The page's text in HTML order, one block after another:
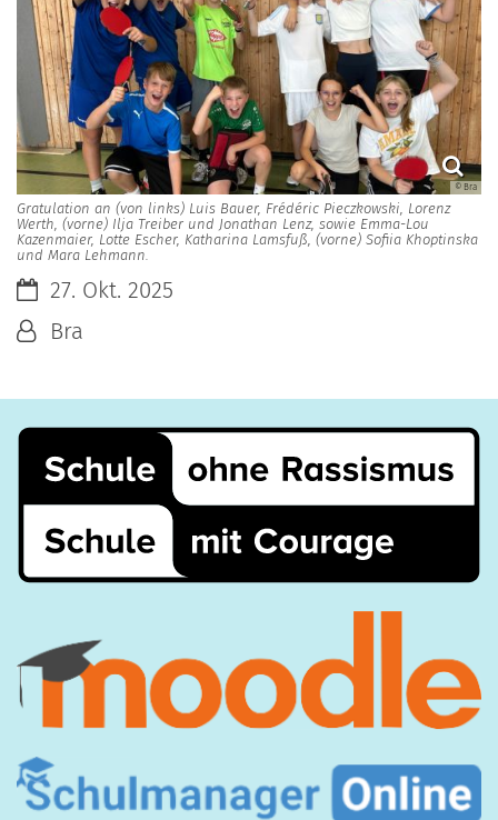
© Bra
Gratulation an (von links) Luis Bauer, Frédéric Pieczkowski, Lorenz
Werth, (vorne) Ilja Treiber und Jonathan Lenz, sowie Emma-Lou
Kazenmaier, Lotte Escher, Katharina Lamsfuß, (vorne) Sofiia Khoptinska
und Mara Lehmann.
Datum:27. Okt. 2025
Von:Bra